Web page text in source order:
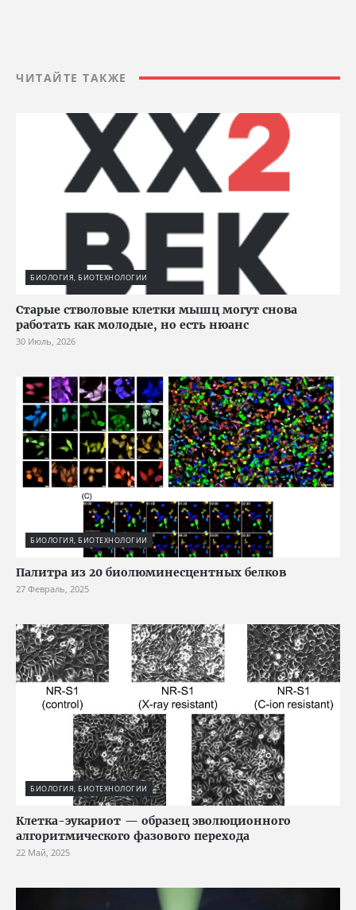
ЧИТАЙТЕ ТАКЖЕ
БИОЛОГИЯ, БИОТЕХНОЛОГИИ
Старые стволовые клетки мышц могут снова
работать как молодые, но есть нюанс
30 Июль, 2026
БИОЛОГИЯ, БИОТЕХНОЛОГИИ
Палитра из 20 биолюминесцентных белков
27 Февраль, 2025
БИОЛОГИЯ, БИОТЕХНОЛОГИИ
Клетка-эукариот — образец эволюционного
алгоритмического фазового перехода
22 Май, 2025